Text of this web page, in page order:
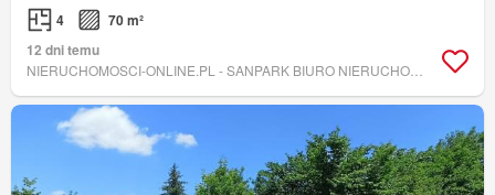
4
70 m²
12 dni temu